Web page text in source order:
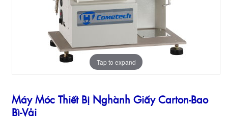
Tap to expand
Máy Móc Thiết Bị Nghành Giấy Carton-Bao
Bì-Vải